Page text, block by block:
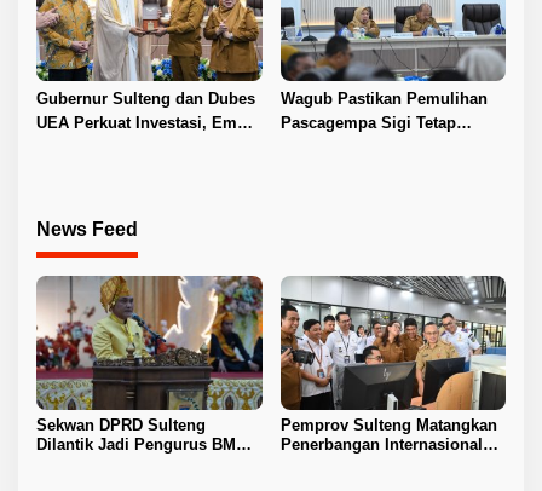
Gubernur Sulteng dan Dubes
UEA Perkuat Investasi, Empat
Wagub Pastikan Pemulihan
Pascagempa Sigi Tetap
News Feed
Sekwan DPRD Sulteng
Dilantik Jadi Pengurus BMA
Pemprov Sulteng Matangkan
Penerbangan Internasional